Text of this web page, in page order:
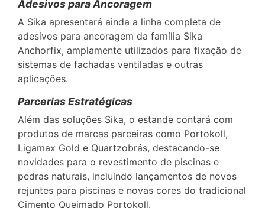
Adesivos para Ancoragem
A Sika apresentará ainda a linha completa de
adesivos para ancoragem da família Sika
Anchorfix, amplamente utilizados para fixação de
sistemas de fachadas ventiladas e outras
aplicações.
Parcerias Estratégicas
Além das soluções Sika, o estande contará com
produtos de marcas parceiras como Portokoll,
Ligamax Gold e Quartzobrás, destacando-se
novidades para o revestimento de piscinas e
pedras naturais, incluindo lançamentos de novos
rejuntes para piscinas e novas cores do tradicional
Cimento Queimado Portokoll.